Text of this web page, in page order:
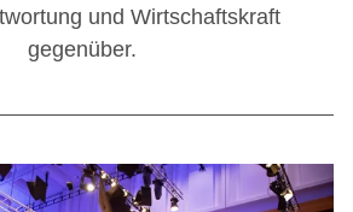
und Wirtschaftskraft
gegenüber.